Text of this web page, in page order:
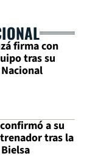
firma con
tras su
a su
tras la